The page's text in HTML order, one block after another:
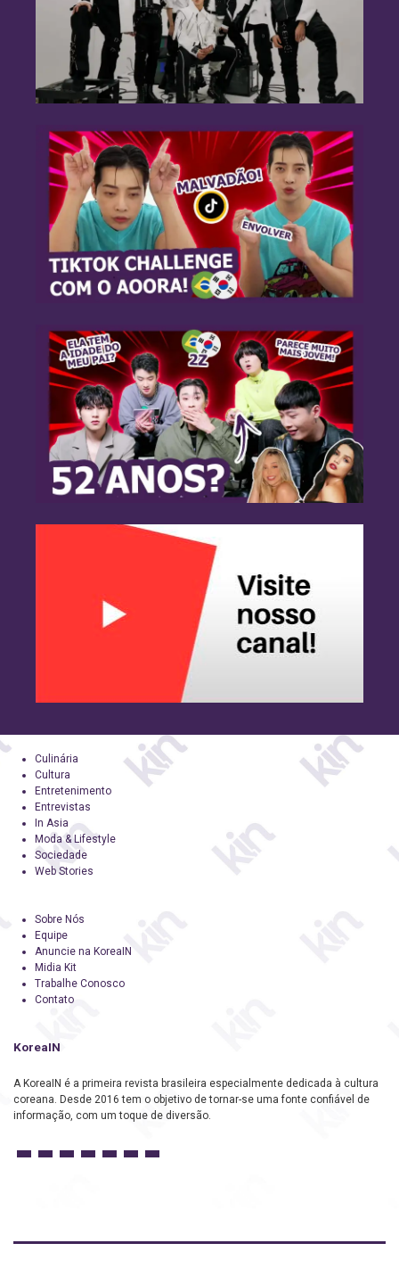
Culinária
Cultura
Entretenimento
Entrevistas
In Asia
Moda & Lifestyle
Sociedade
Web Stories
Sobre Nós
Equipe
Anuncie na KoreaIN
Midia Kit
Trabalhe Conosco
Contato
KoreaIN
A KoreaIN é a primeira revista brasileira especialmente dedicada à cultura
coreana. Desde 2016 tem o objetivo de tornar-se uma fonte confiável de
informação, com um toque de diversão.